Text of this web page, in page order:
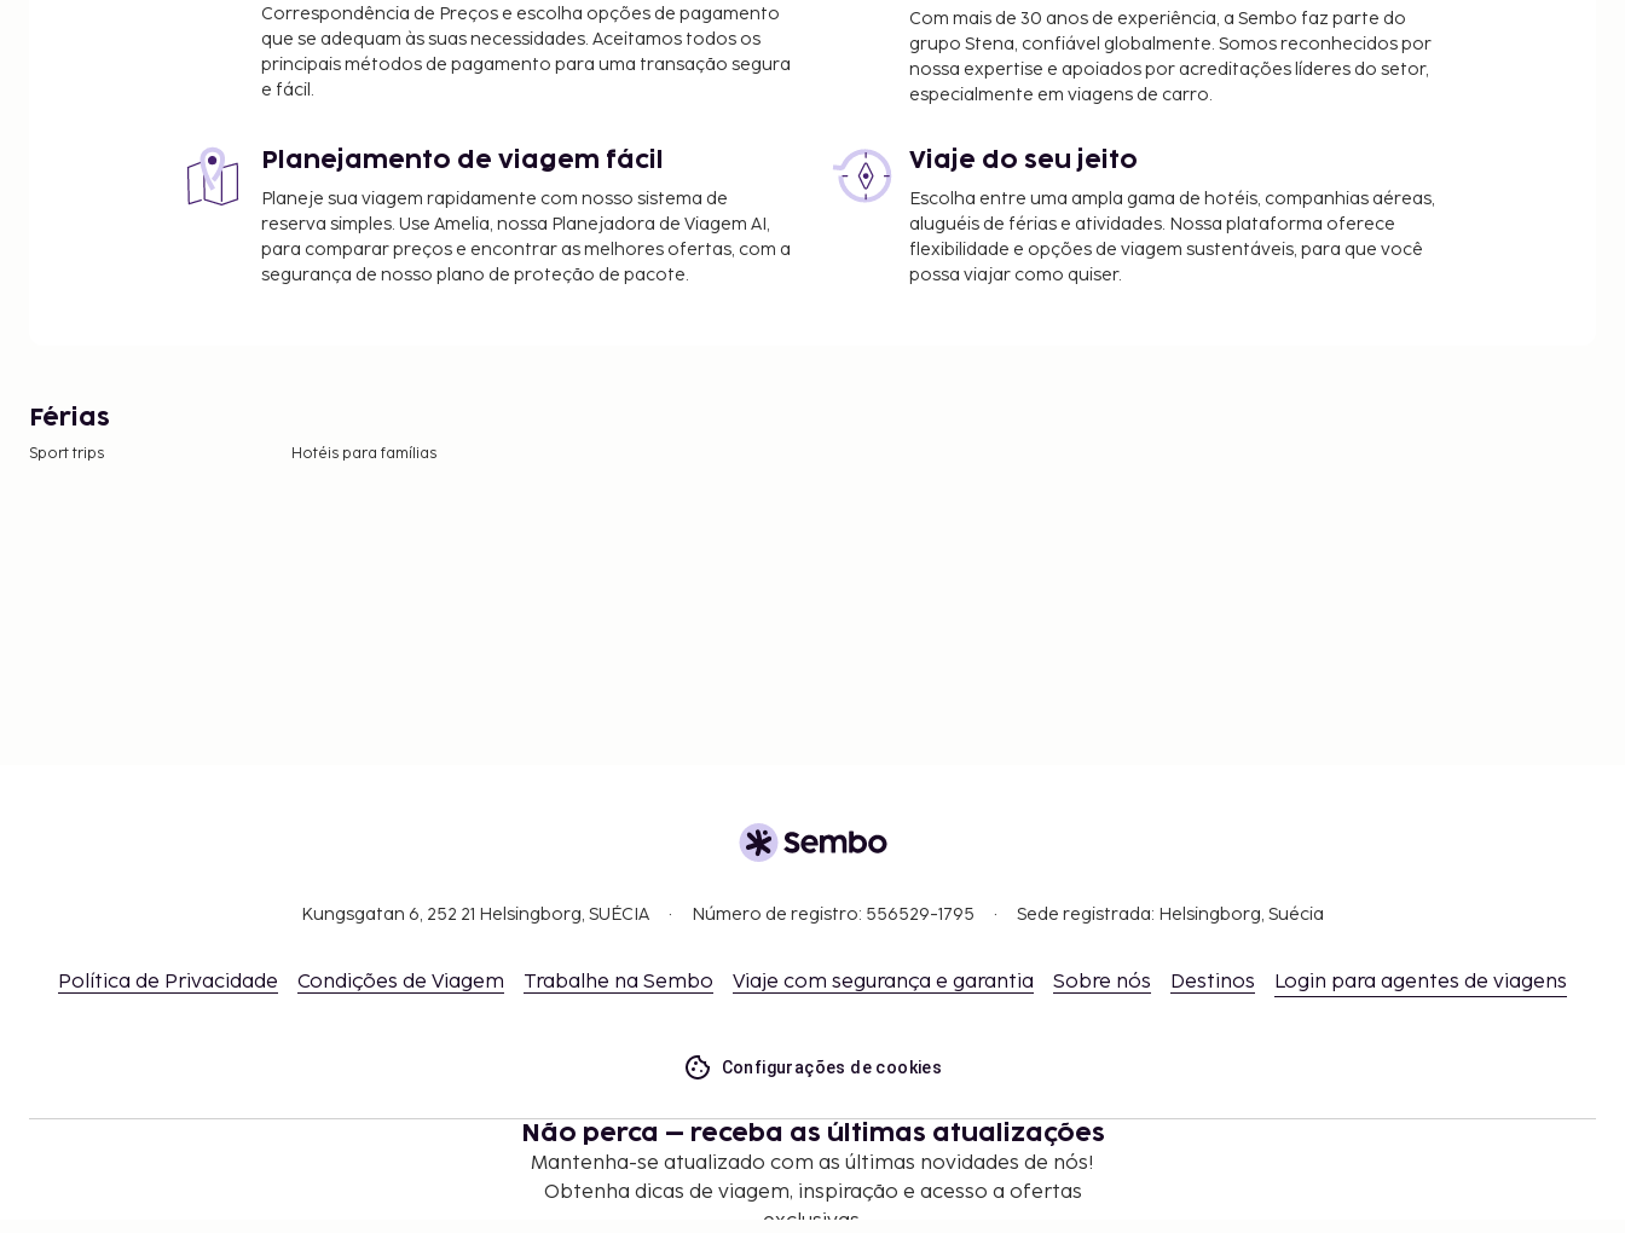
Correspondência de Preços e escolha opções de pagamento
que se adequam às suas necessidades. Aceitamos todos os
principais métodos de pagamento para uma transação segura
e fácil.
Com mais de 30 anos de experiência, a Sembo faz parte do
grupo Stena, confiável globalmente. Somos reconhecidos por
nossa expertise e apoiados por acreditações líderes do setor,
especialmente em viagens de carro.
Planejamento de viagem fácil
Planeje sua viagem rapidamente com nosso sistema de
reserva simples. Use Amelia, nossa Planejadora de Viagem AI,
para comparar preços e encontrar as melhores ofertas, com a
segurança de nosso plano de proteção de pacote.
Viaje do seu jeito
Escolha entre uma ampla gama de hotéis, companhias aéreas,
aluguéis de férias e atividades. Nossa plataforma oferece
flexibilidade e opções de viagem sustentáveis, para que você
possa viajar como quiser.
Férias
Sport trips Hotéis para famílias
Kungsgatan 6, 252 21 Helsingborg, SUÉCIA Número de registro: 556529-1795 Sede registrada: Helsingborg, Suécia
Política de Privacidade Condições de Viagem Trabalhe na Sembo Viaje com segurança e garantia Sobre nós Destinos Login para agentes de viagens
Configurações de cookies
Não perca – receba as últimas atualizações
Mantenha-se atualizado com as últimas novidades de nós!
Obtenha dicas de viagem, inspiração e acesso a ofertas
exclusivas.